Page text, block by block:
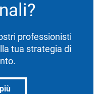
professionisti
tua strategia di